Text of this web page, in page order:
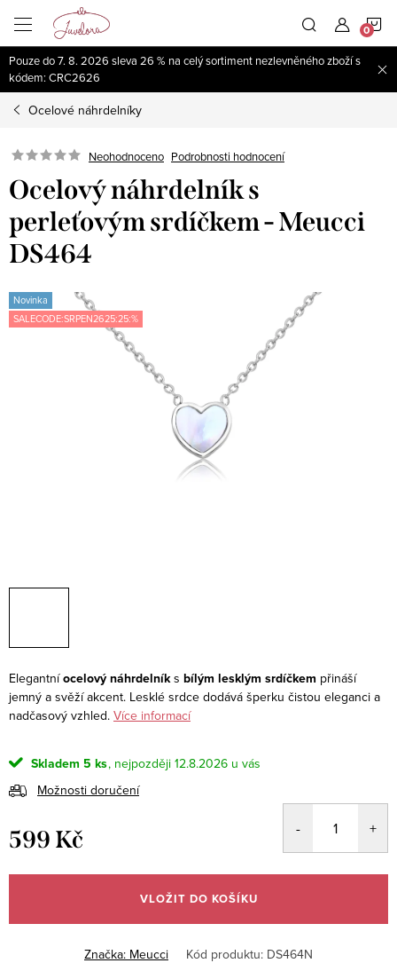
obsah
Pouze do 7. 8. 2026 sleva 26 % na celý sortiment nezlevněného zboží s
kódem: CRC2626
Ocelové náhrdelníky
Neohodnoceno Podrobnosti hodnocení
Ocelový náhrdelník s
perleťovým srdíčkem - Meucci
DS464
Novinka
SALECODE:SRPEN2625:25:%
Elegantníocelový náhrdelníks bílým lesklým srdíčkem přináší
jemný a svěží akcent. Lesklé srdce dodává šperku čistou eleganci a
nadčasový vzhled. Více informací
Skladem 5 ks
12.8.2026
Možnosti doručení
599 Kč
cena:
VLOŽIT DO KOŠÍKU
Značka: Meucci Kód produktu: DS464N